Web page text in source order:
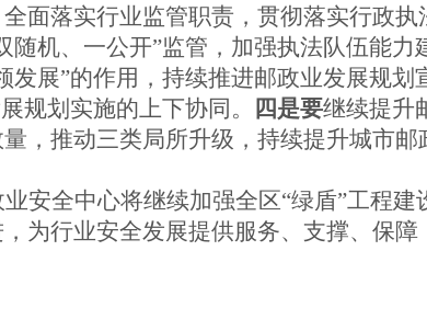
全面落实行业监管职责，贯彻落实行政
随机、一公开”监管，加强执法队伍能
发展”的作用 ，持续推进邮政业发展规
规划实施的上下协同。 四是要继续提升
，推动三类局所升级，持续提升城市
安全中心将继续加强全区“绿盾”工程
为行业安全发展提供服务、支撑、保